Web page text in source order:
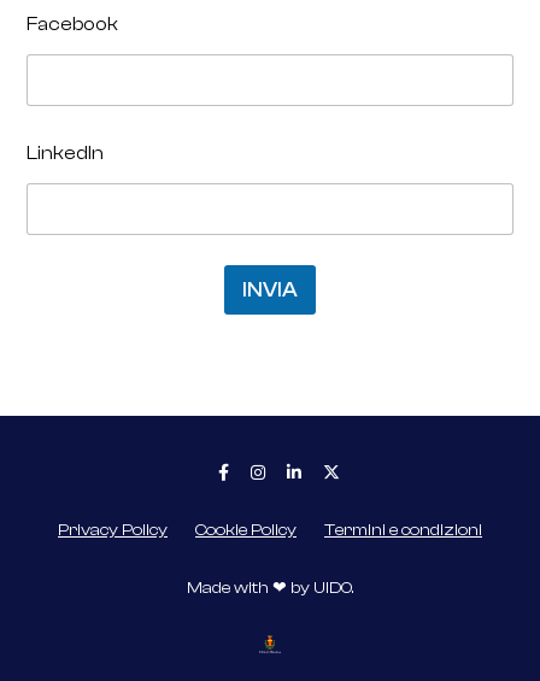
Facebook
LinkedIn
INVIA
Privacy Policy Cookie Policy Termini e condizioni
Made with ❤ by UIDO.